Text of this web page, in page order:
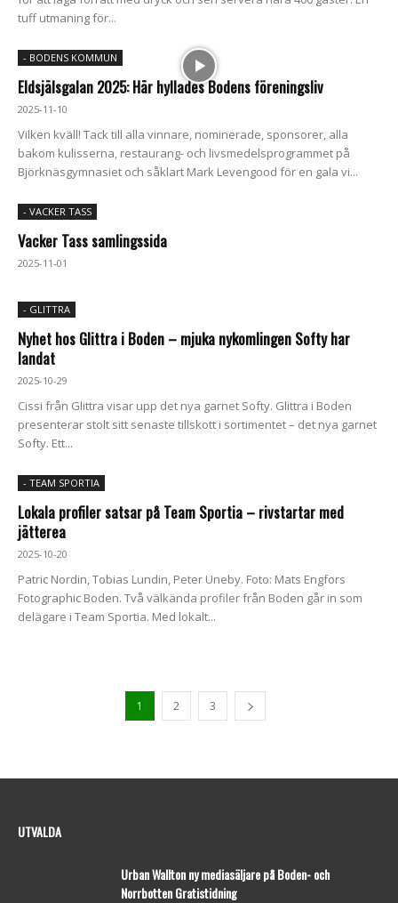
tuff utmaning för...
- BODENS KOMMUN
Eldsjälsgalan 2025: Här hyllades Bodens föreningsliv
2025-11-10
Vilken kväll! Tack till alla vinnare, nominerade, sponsorer, alla
bakom kulisserna, restaurang- och livsmedelsprogrammet på
Björknäsgymnasiet och såklart Mark Levengood för en gala vi...
- VACKER TASS
Vacker Tass samlingssida
2025-11-01
- GLITTRA
Nyhet hos Glittra i Boden – mjuka nykomlingen Softy har
landat
2025-10-29
Cissi från Glittra visar upp det nya garnet Softy. Glittra i Boden
presenterar stolt sitt senaste tillskott i sortimentet – det nya garnet
Softy. Ett...
- TEAM SPORTIA
Lokala profiler satsar på Team Sportia – rivstartar med
jätterea
2025-10-20
Patric Nordin, Tobias Lundin, Peter Uneby. Foto: Mats Engfors
Fotographic Boden. Två välkända profiler från Boden går in som
delägare i Team Sportia. Med lokalt...
1 2 3
UTVALDA
Urban Wallton ny mediasäljare på Boden- och
Norrbotten Gratistidning